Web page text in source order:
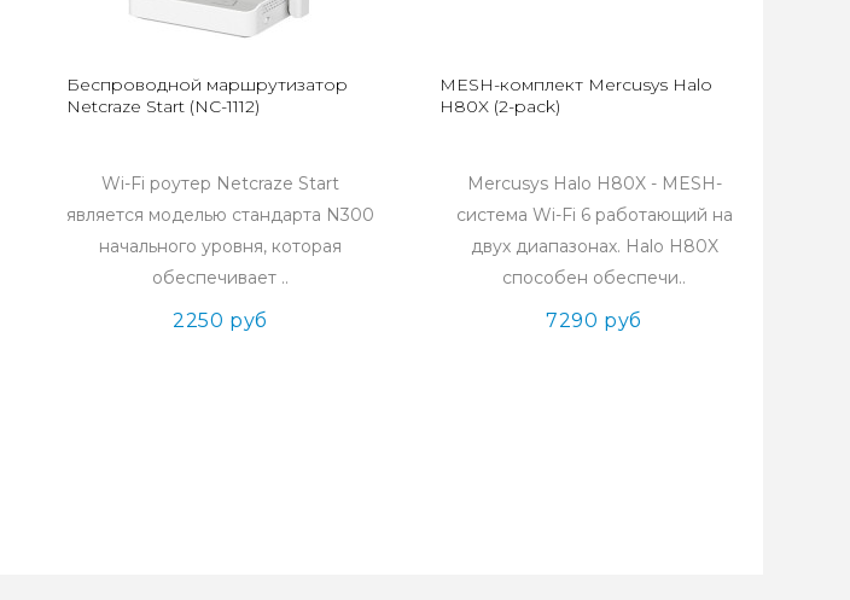
Беспроводной маршрутизатор
Netcraze Start (NC-1112)
Wi-Fi роутер Netcraze Start
является моделью стандарта N300
начального уровня, которая
обеспечивает ..
2250 руб
MESH-комплект Mercusys Halo
H80X (2-pack)
Mercusys Halo H80X - MESH-
система Wi-Fi 6 работающий на
двух диапазонах. Halo H80X
способен обеспечи..
7290 руб